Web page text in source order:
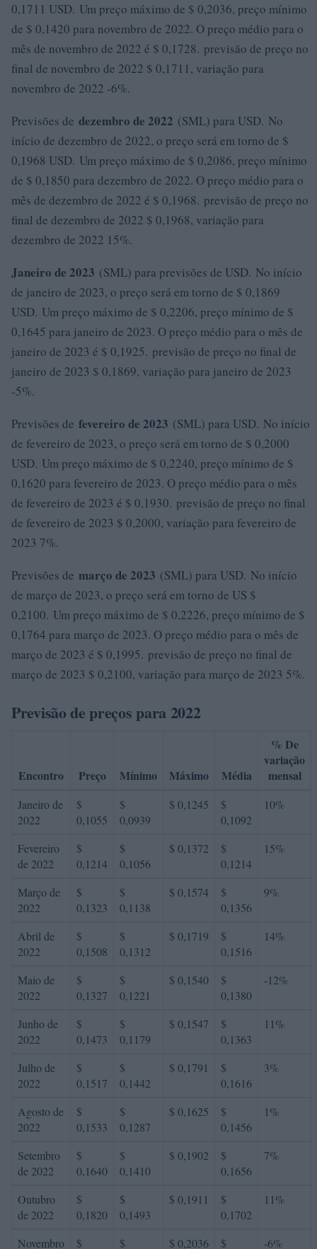
0,1711 USD. Um preço máximo de $ 0,2036, preço mínimo
de $ 0,1420 para novembro de 2022. O preço médio para o
mês de novembro de 2022 é $ 0,1728. previsão de preço no
final de novembro de 2022 $ 0,1711, variação para
novembro de 2022 -6%.
Previsões de dezembro de 2022 (SML) para USD. No
início de dezembro de 2022, o preço será em torno de $
0,1968 USD. Um preço máximo de $ 0,2086, preço mínimo
de $ 0,1850 para dezembro de 2022. O preço médio para o
mês de dezembro de 2022 é $ 0,1968. previsão de preço no
final de dezembro de 2022 $ 0,1968, variação para
dezembro de 2022 15%.
Janeiro de 2023 (SML) para previsões de USD. No início
de janeiro de 2023, o preço será em torno de $ 0,1869
USD. Um preço máximo de $ 0,2206, preço mínimo de $
0,1645 para janeiro de 2023. O preço médio para o mês de
janeiro de 2023 é $ 0,1925. previsão de preço no final de
janeiro de 2023 $ 0,1869, variação para janeiro de 2023
-5%.
Previsões de fevereiro de 2023 (SML) para USD. No início
de fevereiro de 2023, o preço será em torno de $ 0,2000
USD. Um preço máximo de $ 0,2240, preço mínimo de $
0,1620 para fevereiro de 2023. O preço médio para o mês
de fevereiro de 2023 é $ 0,1930. previsão de preço no final
de fevereiro de 2023 $ 0,2000, variação para fevereiro de
2023 7%.
Previsões de março de 2023 (SML) para USD. No início
de março de 2023, o preço será em torno de US $
0,2100. Um preço máximo de $ 0,2226, preço mínimo de $
0,1764 para março de 2023. O preço médio para o mês de
março de 2023 é $ 0,1995. previsão de preço no final de
março de 2023 $ 0,2100, variação para março de 2023 5%.
Previsão de preços para 2022
Encontro Preço Mínimo Máximo Média
% De
variação
mensal
Janeiro de
2022
$
0,1055
$
0,0939
$ 0,1245
$
0,1092
10%
Fevereiro
de 2022
$
0,1214
$
0,1056
$ 0,1372
$
0,1214
15%
Março de
2022
$
0,1323
$
0,1138
$ 0,1574
$
0,1356
9%
Abril de
2022
$
0,1508
$
0,1312
$ 0,1719
$
0,1516
14%
Maio de
2022
$
0,1327
$
0,1221
$ 0,1540
$
0,1380
-12%
Junho de
2022
$
0,1473
$
0,1179
$ 0,1547
$
0,1363
11%
Julho de
2022
$
0,1517
$
0,1442
$ 0,1791
$
0,1616
3%
Agosto de
2022
$
0,1533
$
0,1287
$ 0,1625
$
0,1456
1%
Setembro
de 2022
$
0,1640
$
0,1410
$ 0,1902
$
0,1656
7%
Outubro
de 2022
$
0,1820
$
0,1493
$ 0,1911
$
0,1702
11%
Novembro
$
$
$ 0,2036
$
-6%